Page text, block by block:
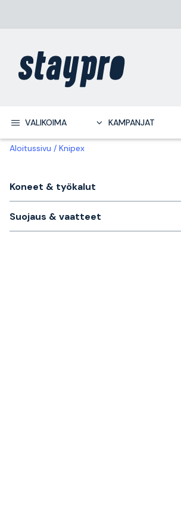
VALIKOIMA KAMPANJAT
Aloitussivu Knipex
Koneet & työkalut
Suojaus & vaatteet